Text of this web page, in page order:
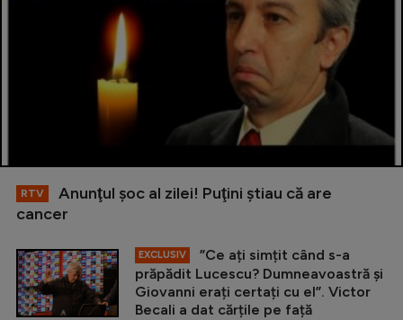
RTV
Anunţul şoc al zilei! Puţini ştiau că are
cancer
EXCLUSIV
”Ce ați simțit când s-a
prăpădit Lucescu? Dumneavoastră și
Giovanni erați certați cu el”. Victor
Becali a dat cărțile pe față